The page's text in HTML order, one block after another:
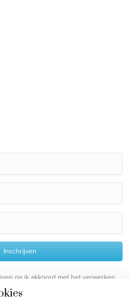
Inschrijven
ga ik akkoord met het verwerken
die beschreven staan in de